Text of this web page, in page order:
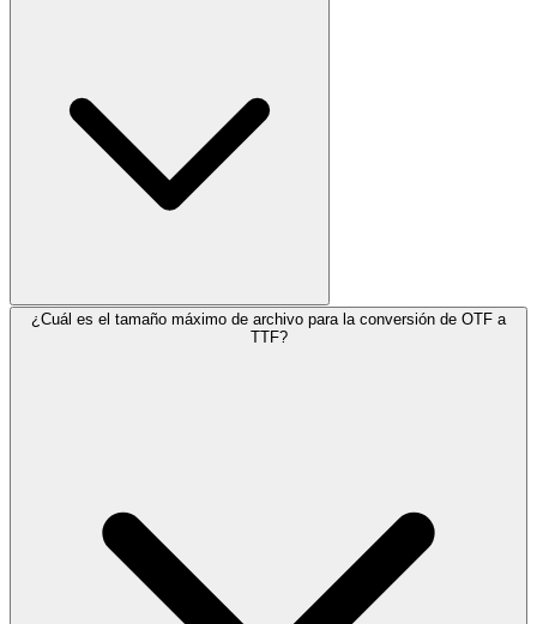
¿Cuál es el tamaño máximo de archivo para la conversión de OTF a
TTF?